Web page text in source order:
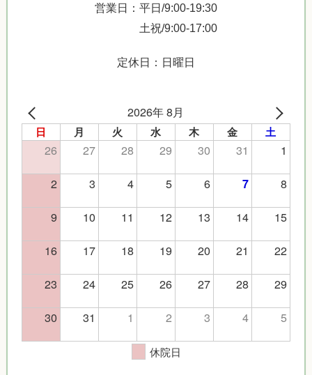
営業日：平日/9:00-19:30
土祝/9:00-17:00
定休日：日曜日
2026年 8月
日 月 火 水 木 金 土
26 27 28 29 30 31
1
2
3 4 5 6 7
8
9
10 11 12 13 14
15
16
17 18 19 20 21
22
23
24 25 26 27 28
29
30
31 1 2 3 4 5
休院日